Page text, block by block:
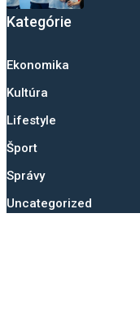
Kategórie
Ekonomika
Kultúra
Lifestyle
Šport
Správy
Uncategorized